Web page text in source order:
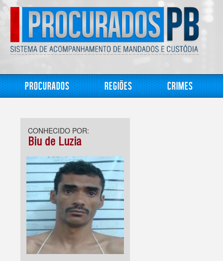
Procurados Regiões Crimes
CONHECIDO POR:
Biu de Luzia